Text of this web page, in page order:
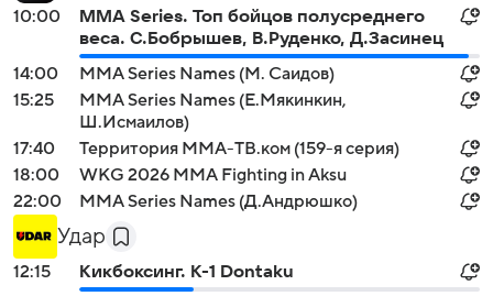
10:00
MMA Series. Топ бойцов полусреднего
веса. С.Бобрышев, В.Руденко, Д.Засинец
14:00
MMA Series Names (М. Саидов)
15:25
MMA Series Names (Е.Мякинкин,
Ш.Исмаилов)
17:40
Территория ММА-ТВ.ком (159-я серия)
18:00
WKG 2026 ММА Fighting in Aksu
22:00
MMA Series Names (Д.Андрюшко)
Удар
12:15
Кикбоксинг. K-1 Dontaku